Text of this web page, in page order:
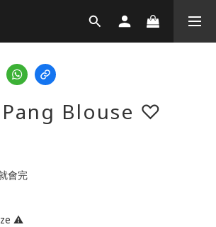
Blouse ♡
會完
⚠️